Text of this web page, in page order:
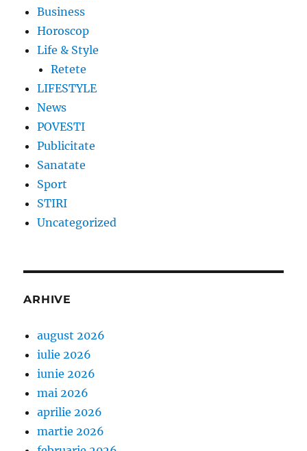
Business
Horoscop
Life & Style
Retete
LIFESTYLE
News
POVESTI
Publicitate
Sanatate
Sport
STIRI
Uncategorized
ARHIVE
august 2026
iulie 2026
iunie 2026
mai 2026
aprilie 2026
martie 2026